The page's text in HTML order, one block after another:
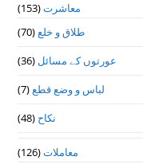
معاشرت(153)
طلاق و خلع(70)
عورتوں کے مسائل (36)
لباس و وضع قطع(7)
نکاح (48)
معاملات(126)